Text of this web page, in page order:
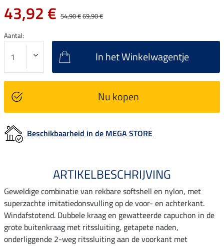
43,92 € 54,90 €69,90 €
Aantal:
In het Winkelwagentje
Nu kopen
Beschikbaarheid in de MEGA STORE
ARTIKELBESCHRIJVING
Geweldige combinatie van rekbare softshell en nylon, met
superzachte imitatiedonsvulling op de voor- en achterkant.
Windafstotend. Dubbele kraag en gewatteerde capuchon in de
grote buitenkraag met ritssluiting, getapete naden,
onderliggende 2-weg ritssluiting aan de voorkant met